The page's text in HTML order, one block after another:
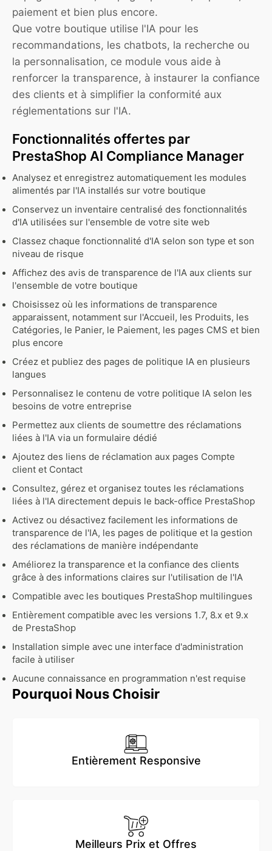
paiement et bien plus encore.
Que votre boutique utilise l'IA pour les
recommandations, les chatbots, la recherche ou
la personnalisation, ce module vous aide à
renforcer la transparence, à instaurer la confiance
des clients et à simplifier la conformité aux
réglementations sur l'IA.
Fonctionnalités offertes par
PrestaShop AI Compliance Manager
Analysez et enregistrez automatiquement les modules
alimentés par l'IA installés sur votre boutique
Conservez un inventaire centralisé des fonctionnalités
d'IA utilisées sur l'ensemble de votre site web
Classez chaque fonctionnalité d'IA selon son type et son
niveau de risque
Affichez des avis de transparence de l'IA aux clients sur
l'ensemble de votre boutique
Choisissez où les informations de transparence
apparaissent, notamment sur l'Accueil, les Produits, les
Catégories, le Panier, le Paiement, les pages CMS et bien
plus encore
Créez et publiez des pages de politique IA en plusieurs
langues
Personnalisez le contenu de votre politique IA selon les
besoins de votre entreprise
Permettez aux clients de soumettre des réclamations
liées à l'IA via un formulaire dédié
Ajoutez des liens de réclamation aux pages Compte
client et Contact
Consultez, gérez et organisez toutes les réclamations
liées à l'IA directement depuis le back-office PrestaShop
Activez ou désactivez facilement les informations de
transparence de l'IA, les pages de politique et la gestion
des réclamations de manière indépendante
Améliorez la transparence et la confiance des clients
grâce à des informations claires sur l'utilisation de l'IA
Compatible avec les boutiques PrestaShop multilingues
Entièrement compatible avec les versions 1.7, 8.x et 9.x
de PrestaShop
Installation simple avec une interface d'administration
facile à utiliser
Aucune connaissance en programmation n'est requise
Pourquoi Nous Choisir
Entièrement Responsive
Meilleurs Prix et Offres